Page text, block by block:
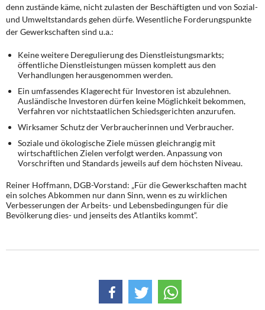
denn zustände käme, nicht zulasten der Beschäftigten und von Sozial-
und Umweltstandards gehen dürfe. Wesentliche Forderungspunkte
der Gewerkschaften sind u.a.:
Keine weitere Deregulierung des Dienstleistungsmarkts;
öffentliche Dienstleistungen müssen komplett aus den
Verhandlungen herausgenommen werden.
Ein umfassendes Klagerecht für Investoren ist abzulehnen.
Ausländische Investoren dürfen keine Möglichkeit bekommen,
Verfahren vor nichtstaatlichen Schiedsgerichten anzurufen.
Wirksamer Schutz der Verbraucherinnen und Verbraucher.
Soziale und ökologische Ziele müssen gleichrangig mit
wirtschaftlichen Zielen verfolgt werden. Anpassung von
Vorschriften und Standards jeweils auf dem höchsten Niveau.
Reiner Hoffmann, DGB-Vorstand: „Für die Gewerkschaften macht
ein solches Abkommen nur dann Sinn, wenn es zu wirklichen
Verbesserungen der Arbeits- und Lebensbedingungen für die
Bevölkerung dies- und jenseits des Atlantiks kommt“.